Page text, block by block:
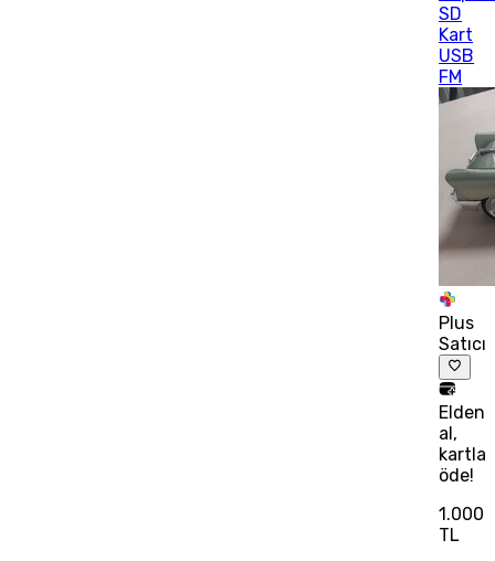
SD
Kart
USB
FM
Plus
Satıcı
Elden
al,
kartla
öde!
1.000
TL